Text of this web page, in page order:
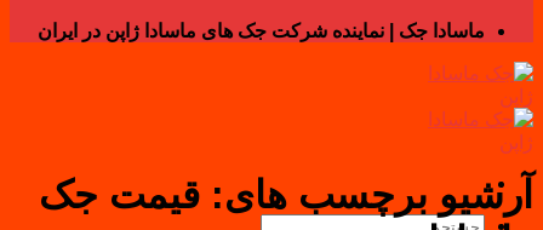
ماسادا جک | نماینده شرکت جک های ماسادا ژاپن در ایران
جستجو
آرشیو برچسب های: قیمت جک